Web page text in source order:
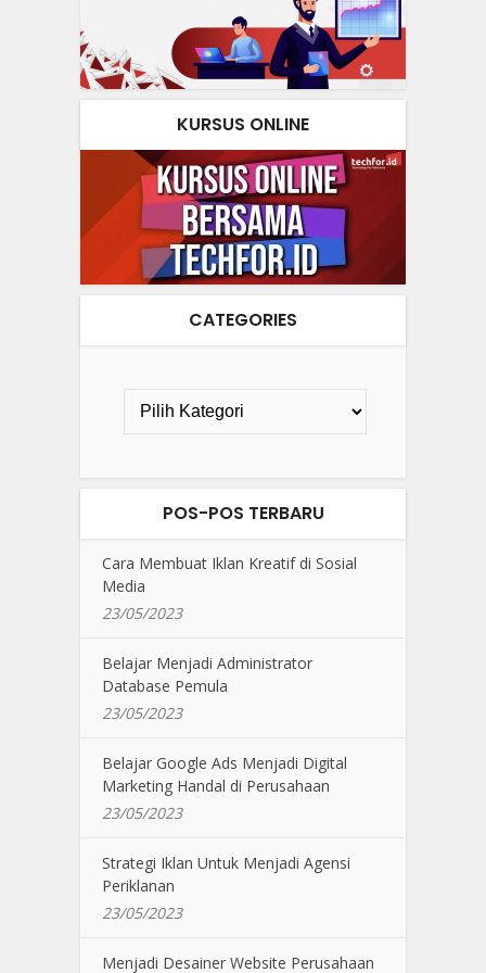
KURSUS ONLINE
CATEGORIES
POS-POS TERBARU
Cara Membuat Iklan Kreatif di Sosial
Media
23/05/2023
Belajar Menjadi Administrator
Database Pemula
23/05/2023
Belajar Google Ads Menjadi Digital
Marketing Handal di Perusahaan
23/05/2023
Strategi Iklan Untuk Menjadi Agensi
Periklanan
23/05/2023
Menjadi Desainer Website Perusahaan